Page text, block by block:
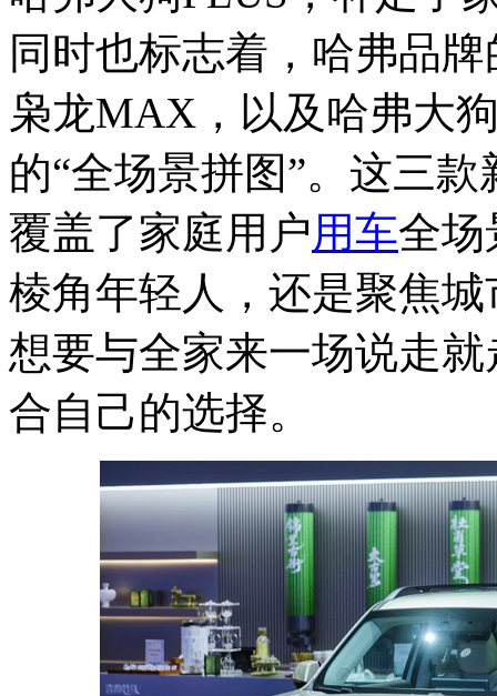
同时也标志着，哈弗品
枭龙MAX，以及哈弗大
的“全场景拼图”。这三
覆盖了家庭用户用车全场
棱角年轻人，还是聚焦
想要与全家来一场说走
合自己的选择。